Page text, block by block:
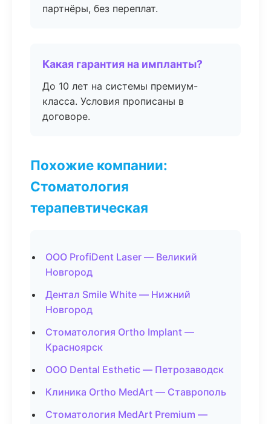
партнёры, без переплат.
Какая гарантия на импланты?
До 10 лет на системы премиум-
класса. Условия прописаны в
договоре.
Похожие компании:
Стоматология
терапевтическая
ООО ProfiDent Laser — Великий
Новгород
Дентал Smile White — Нижний
Новгород
Стоматология Ortho Implant —
Красноярск
ООО Dental Esthetic — Петрозаводск
Клиника Ortho MedArt — Ставрополь
Стоматология MedArt Premium —